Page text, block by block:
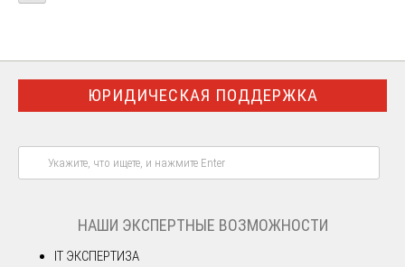
ЮРИДИЧЕСКАЯ ПОДДЕРЖКА
НАШИ ЭКСПЕРТНЫЕ ВОЗМОЖНОСТИ
IT ЭКСПЕРТИЗА